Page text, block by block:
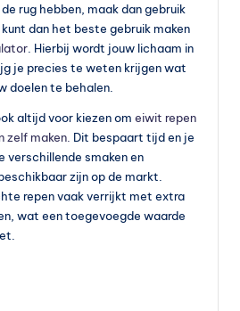
rug hebben, maak dan gebruik
dan het beste gebruik maken
. Hierbij wordt jouw lichaam in
je precies te weten krijgen wat
doelen te behalen.
altijd voor kiezen om eiwit repen
zelf maken. Dit bespaart tijd en je
verschillende smaken en
zijn op de markt.
repen vaak verrijkt met extra
wat een toegevoegde waarde